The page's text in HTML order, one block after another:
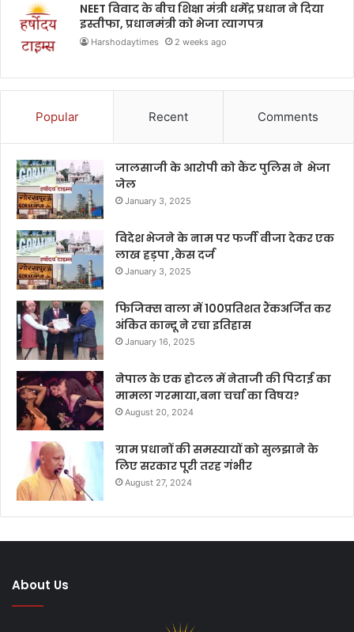
NEET विवाद के बीच शिक्षा मंत्री धर्मेंद्र प्रधान ने दिया
इस्तीफा, प्रधानमंत्री को भेजा त्यागपत्र
Harshodaytimes 2 weeks ago
Popular Recent Comments
जालसाजी के आरोपी को कैंट पुलिस ने भेजा
जेल
January 3, 2025
विदेश भेजने के नाम पर फर्जी वीजा देकर एक
लाख हड़पा ,केस दर्ज
January 3, 2025
फिजिक्स वाला में 100प्रतिशत रैंकअर्जित कर
अंकित कान्दू ने रचा इतिहास
January 16, 2025
नेपाल के एक होटल में नेताजी की पिटाई का
मामला गरमाया,बना चर्चा का विषय?
August 20, 2024
ग्राम प्रधानों की समस्यायों को सुलझाने के
लिए सरकार पूरी तरह गंभीर
August 27, 2024
About Us